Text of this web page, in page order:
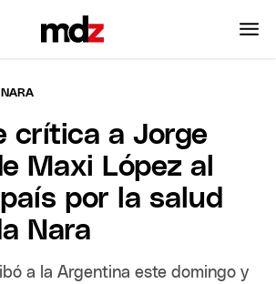
crítica a Jorge
Maxi López al
país por la salud
Nara
a la Argentina este domingo y